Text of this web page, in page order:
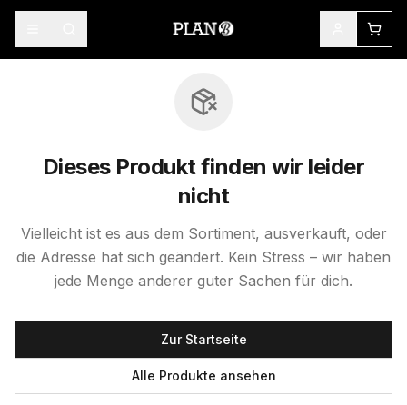
Dieses Produkt finden wir leider
nicht
Vielleicht ist es aus dem Sortiment, ausverkauft, oder
die Adresse hat sich geändert. Kein Stress – wir haben
jede Menge anderer guter Sachen für dich.
Zur Startseite
Alle Produkte ansehen